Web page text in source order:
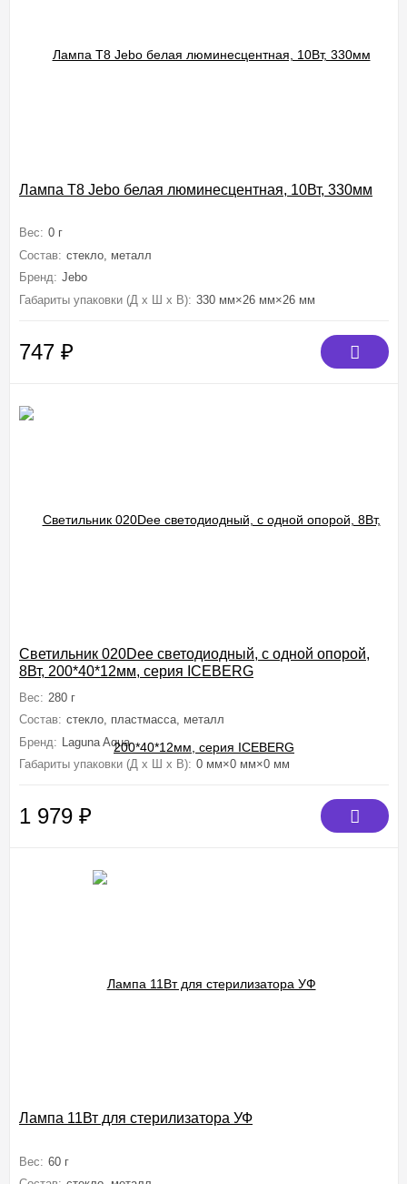
Лампа T8 Jebo белая люминесцентная, 10Вт, 330мм
Вес: 0 г
Состав: стекло, металл
Бренд: Jebo
Габариты упаковки (Д х Ш х В): 330 мм×26 мм×26 мм
747 ₽
Светильник 020Dee светодиодный, с одной опорой,
8Вт, 200*40*12мм, серия ICEBERG
Вес: 280 г
Состав: стекло, пластмасса, металл
Бренд: Laguna Aqua
Габариты упаковки (Д х Ш х В): 0 мм×0 мм×0 мм
1 979 ₽
Лампа 11Вт для стерилизатора УФ
Вес: 60 г